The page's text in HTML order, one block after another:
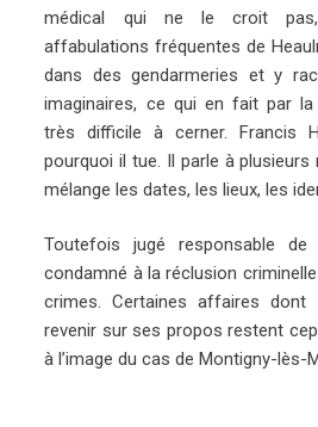
médical qui ne le croit
affabulations fréquentes de
dans des gendarmeries et y
imaginaires, ce qui en fait par
très difficile à cerner. Francis
pourquoi il tue. Il parle à
mélange les dates, les lieux, les
Toutefois jugé responsable
condamné à la réclusion
crimes. Certaines affaires dont
revenir sur ses propos restent
à l’image du cas de Montigny-lès-